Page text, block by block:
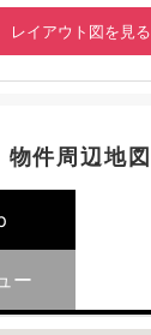
レイアウト図を見る
物件周辺地図
ー